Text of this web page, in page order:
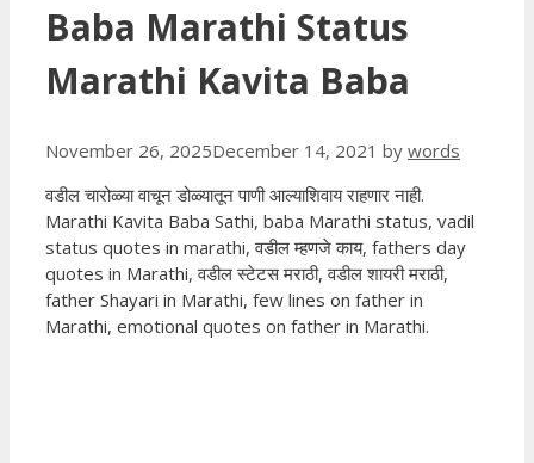
Baba Marathi Status
Marathi Kavita Baba
November 26, 2025December 14, 2021 by words
वडील चारोळ्या वाचून डोळ्यातून पाणी आल्याशिवाय राहणार नाही.
Marathi Kavita Baba Sathi, baba Marathi status, vadil
status quotes in marathi, वडील म्हणजे काय, fathers day
quotes in Marathi, वडील स्टेटस मराठी, वडील शायरी मराठी,
father Shayari in Marathi, few lines on father in
Marathi, emotional quotes on father in Marathi.